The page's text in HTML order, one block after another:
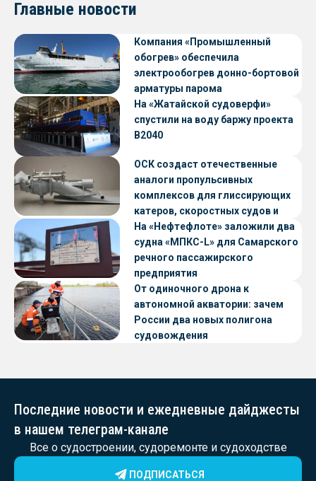
Главные новости
Компания «Промышленный
обогрев» обеспечила
электрообогрев донно-бортовой
арматуры парома
«Петропавловск» проекта CNF22
На «Жатайской судоверфи»
спустили на воду баржу проекта
В2040
ОСК создаст отечественные
аналоги пропульсивных
комплексов для глиссирующих
катеров, скоростных судов и
судов с малой осадкой
На «Нефтефлоте» заложили два
судна «МПКС-L» для Самарского
речного пассажирского
предприятия
От одиночного дрона к
автономной акватории: зачем
России два новых полигона
судовождения
Последние новости и ежедневные дайджесты
в нашем телеграм-канале
Все о судостроении, судоремонте и судоходстве
ПОДПИСАТЬСЯ